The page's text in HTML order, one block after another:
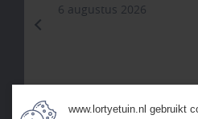
6 augustus 2026
www.lortyetuin.nl gebruikt